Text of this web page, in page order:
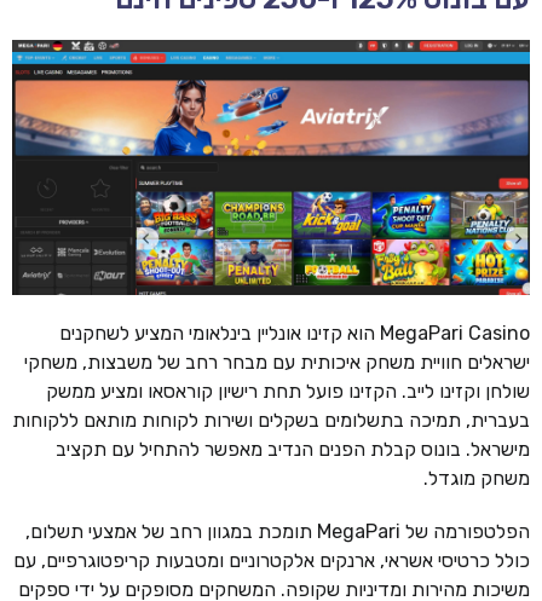
MegaPari Casino הוא קזינו אונליין בינלאומי המציע לשחקנים
ישראלים חוויית משחק איכותית עם מבחר רחב של משבצות, משחקי
שולחן וקזינו לייב. הקזינו פועל תחת רישיון קוראסאו ומציע ממשק
בעברית, תמיכה בתשלומים בשקלים ושירות לקוחות מותאם ללקוחות
מישראל. בונוס קבלת הפנים הנדיב מאפשר להתחיל עם תקציב
משחק מוגדל.
הפלטפורמה של MegaPari תומכת במגוון רחב של אמצעי תשלום,
כולל כרטיסי אשראי, ארנקים אלקטרוניים ומטבעות קריפטוגרפיים, עם
משיכות מהירות ומדיניות שקופה. המשחקים מסופקים על ידי ספקים